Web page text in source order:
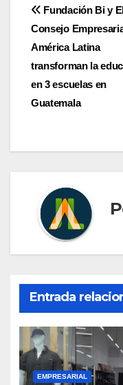
de
entradas
Fundación Bi y
Consejo
América Latina
transforman la
en 3 escuelas en
Guatemala
Entrada
EMPRESARIAL